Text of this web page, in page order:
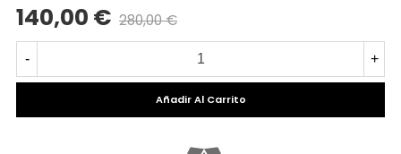
140,00 € 280,00 €
- +
Añadir Al Carrito